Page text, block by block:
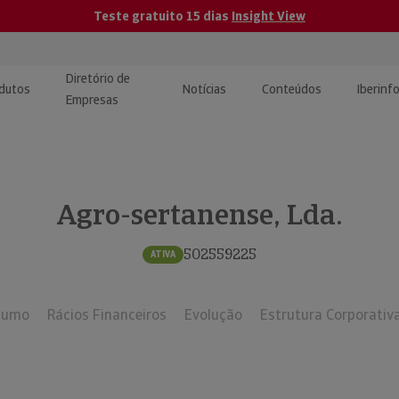
Teste gratuito 15 dias Insight View
e Monitorização de
Diretório de
Empresas
Notícias Conteúdos
| Estudos e
Agro-sertanense, Lda.
ATIVA 502559225
Rácios Financeiros Evolução Estrutura Corporativa